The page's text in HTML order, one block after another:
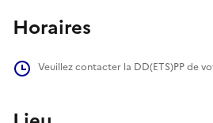
Horaires
Veuillez contacter la DD(ETS)PP de